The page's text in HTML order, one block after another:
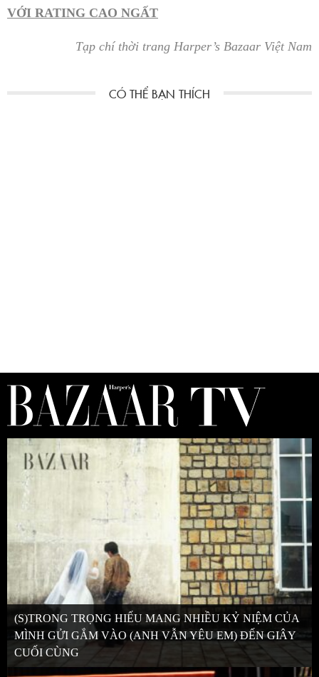
VỚI RATING CAO NGẤT
Tạp chí thời trang Harper’s Bazaar Việt Nam
(S)TRONG TRỌNG HIẾU MANG NHIỀU KỶ NIỆM CỦA
MÌNH GỬI GẮM VÀO (ANH VẪN YÊU EM) ĐẾN GIÂY
CUỐI CÙNG